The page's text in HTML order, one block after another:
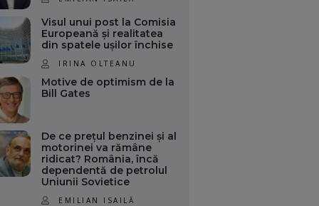
Visul unui post la Comisia
Europeană și realitatea
din spatele ușilor închise
IRINA OLTEANU
Motive de optimism de la
Bill Gates
De ce prețul benzinei și al
motorinei va rămâne
ridicat? România, încă
dependentă de petrolul
Uniunii Sovietice
EMILIAN ISAILĂ